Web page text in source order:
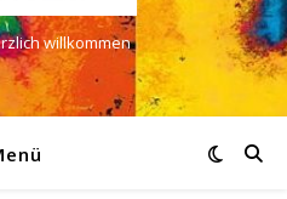
willkommen